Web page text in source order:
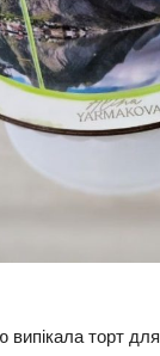
випікала торт